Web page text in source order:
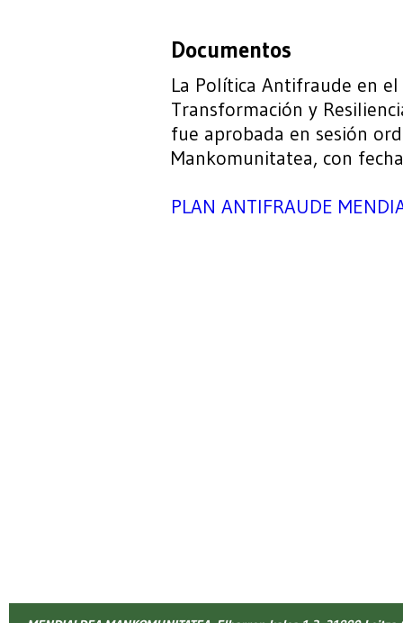
Documentos
La Política Antifraude en
Transformación y
fue aprobada en sesión
Mankomunitatea, con
PLAN ANTIFRAUDE